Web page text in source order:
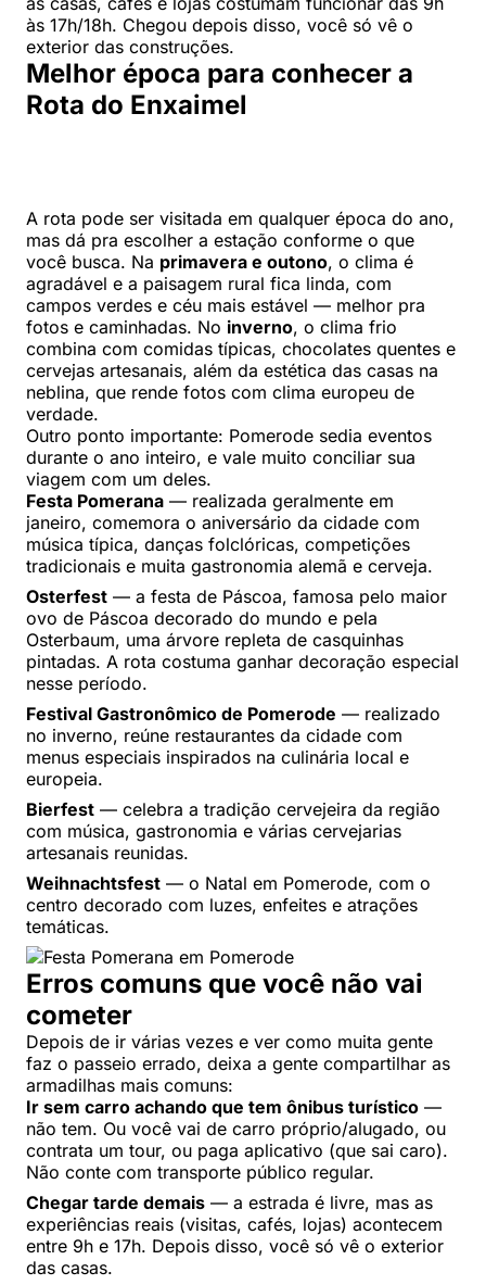
às 17h/18h. Chegou depois disso, você só vê o
exterior das construções.
Melhor época para conhecer a
Rota do Enxaimel
A rota pode ser visitada em qualquer época do ano,
mas dá pra escolher a estação conforme o que
você busca. Na primavera e outono, o clima é
agradável e a paisagem rural fica linda, com
campos verdes e céu mais estável — melhor pra
fotos e caminhadas. No inverno, o clima frio
combina com comidas típicas, chocolates quentes e
cervejas artesanais, além da estética das casas na
neblina, que rende fotos com clima europeu de
verdade.
Outro ponto importante: Pomerode sedia eventos
durante o ano inteiro, e vale muito conciliar sua
viagem com um deles.
Festa Pomerana — realizada geralmente em
janeiro, comemora o aniversário da cidade com
música típica, danças folclóricas, competições
tradicionais e muita gastronomia alemã e cerveja.
Osterfest — a festa de Páscoa, famosa pelo maior
ovo de Páscoa decorado do mundo e pela
Osterbaum, uma árvore repleta de casquinhas
pintadas. A rota costuma ganhar decoração especial
nesse período.
Festival Gastronômico de Pomerode — realizado
no inverno, reúne restaurantes da cidade com
menus especiais inspirados na culinária local e
europeia.
Bierfest — celebra a tradição cervejeira da região
com música, gastronomia e várias cervejarias
artesanais reunidas.
Weihnachtsfest — o Natal em Pomerode, com o
centro decorado com luzes, enfeites e atrações
temáticas.
Erros comuns que você não vai
cometer
Depois de ir várias vezes e ver como muita gente
faz o passeio errado, deixa a gente compartilhar as
armadilhas mais comuns:
Ir sem carro achando que tem ônibus turístico —
não tem. Ou você vai de carro próprio/alugado, ou
contrata um tour, ou paga aplicativo (que sai caro).
Não conte com transporte público regular.
Chegar tarde demais — a estrada é livre, mas as
experiências reais (visitas, cafés, lojas) acontecem
entre 9h e 17h. Depois disso, você só vê o exterior
das casas.